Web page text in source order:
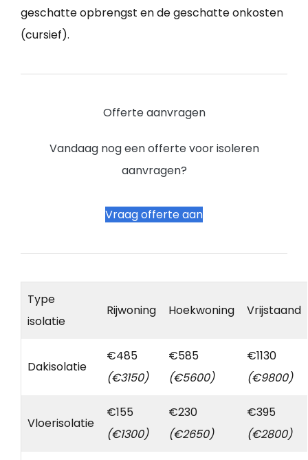
geschatte opbrengst en de geschatte onkosten
(cursief).
Offerte aanvragen
Vandaag nog een offerte voor isoleren
aanvragen?
Vraag offerte aan
Type
isolatie
Rijwoning Hoekwoning Vrijstaand
Dakisolatie
€485
(€3150)
€585
(€5600)
€1130
(€9800)
Vloerisolatie
€155
(€1300)
€230
(€2650)
€395
(€2800)